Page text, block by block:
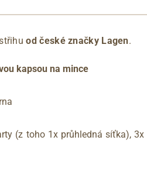
od české značky Lagen.
kapsou na mince
(z toho 1x průhledná síťka),